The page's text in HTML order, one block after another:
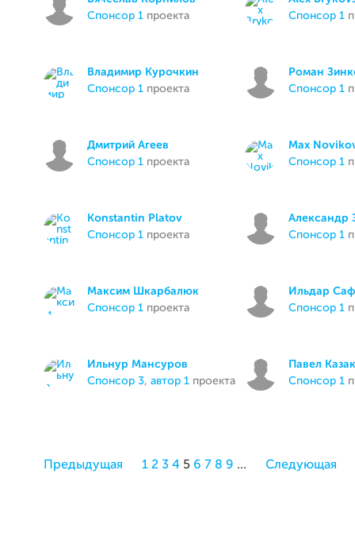
спонсор 1 проекта
спонсор 1
Владимир Курочкин
спонсор 1 проекта
Роман
спонсор 1
Дмитрий Агеев
спонсор 1 проекта
Max
спонсор 1
Konstantin Platov
спонсор 1 проекта
Александр
спонсор 1
Максим Шкарбалюк
спонсор 1 проекта
Ильдар
спонсор 1
Ильнур Мансуров
спонсор 3, автор 1 проекта
Павел
спонсор 1
Предыдущая 1 2 3 4 5 6 7 8 9 ... Следующая